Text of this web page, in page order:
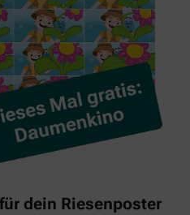
dein Riesenposter